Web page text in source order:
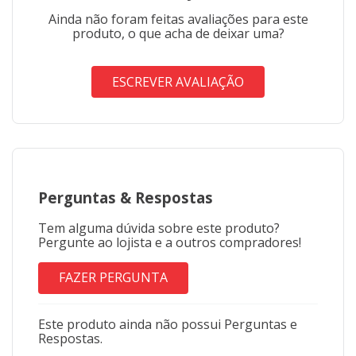
metro de comprimento pela largura do tecido.
Caso seja solicitado 2 metros, será enviado metragem
corrida, sem cortes.
Para pedidos acima de 15 metros, é possível que haja
* Imagem meramente ilustrativa.
Ainda não foram feitas avaliações para este
produto, o que acha de deixar uma?
ESCREVER AVALIAÇÃO
Perguntas & Respostas
Tem alguma dúvida sobre este produto?
Pergunte ao lojista e a outros compradores!
FAZER PERGUNTA
Este produto ainda não possui Perguntas e
Respostas.